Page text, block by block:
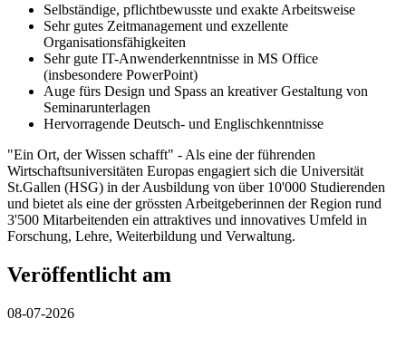
Selbständige, pflichtbewusste und exakte Arbeitsweise
Sehr gutes Zeitmanagement und exzellente
Organisationsfähigkeiten
Sehr gute IT-Anwenderkenntnisse in MS Office
(insbesondere PowerPoint)
Auge fürs Design und Spass an kreativer Gestaltung von
Seminarunterlagen
Hervorragende Deutsch- und Englischkenntnisse
"Ein Ort, der Wissen schafft" - Als eine der führenden
Wirtschaftsuniversitäten Europas engagiert sich die Universität
St.Gallen (HSG) in der Ausbildung von über 10'000 Studierenden
und bietet als eine der grössten Arbeitgeberinnen der Region rund
3'500 Mitarbeitenden ein attraktives und innovatives Umfeld in
Forschung, Lehre, Weiterbildung und Verwaltung.
Veröffentlicht am
08-07-2026